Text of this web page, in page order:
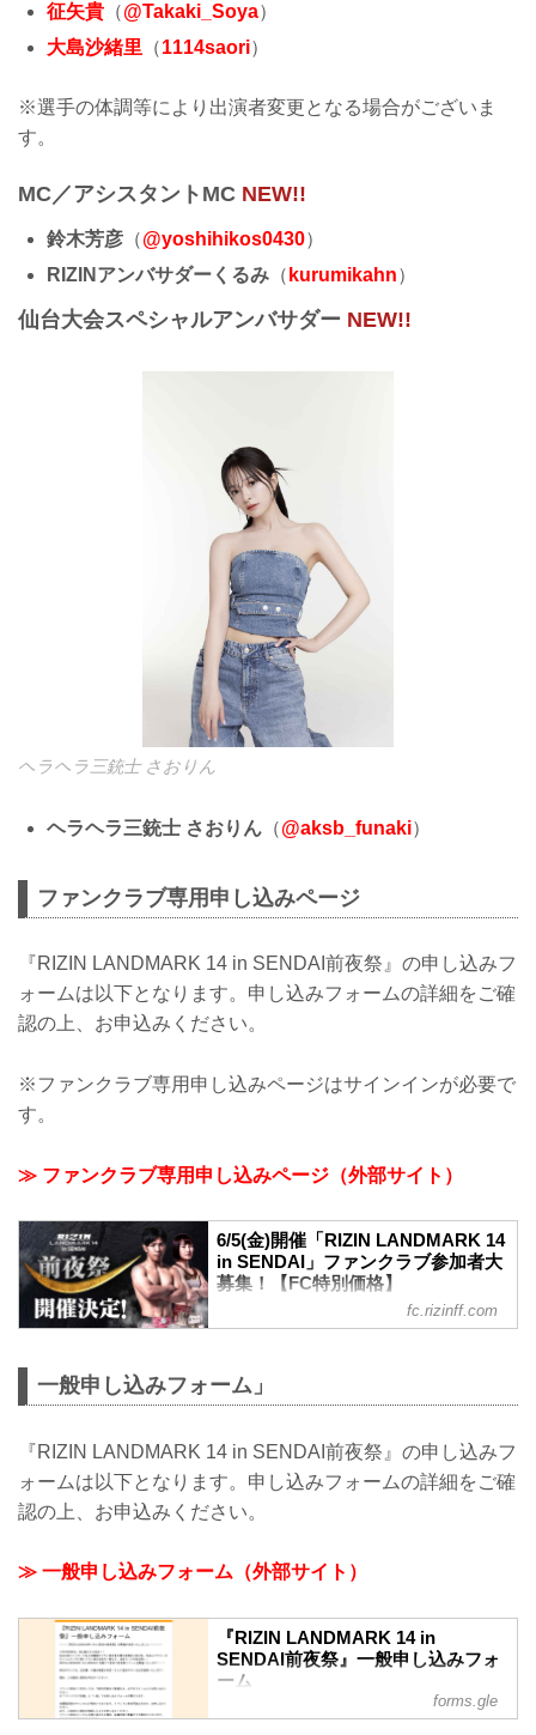
征矢貴 （@Takaki_Soya）
大島沙緒里 （1114saori）
※選手の体調等により出演者変更となる場合がございま
す。
MC／アシスタントMC NEW!!
鈴木芳彦 （@yoshihikos0430）
RIZINアンバサダーくるみ （ kurumikahn）
仙台大会スペシャルアンバサダー NEW!!
ヘラヘラ三銃士 さおりん
ヘラヘラ三銃士 さおりん （@aksb_funaki）
ファンクラブ専用申し込みページ
『RIZIN LANDMARK 14 in SENDAI前夜祭』の申し込みフ
ォームは以下となります。申し込みフォームの詳細をご確
認の上、お申込みください。
※ファンクラブ専用申し込みページはサインインが必要で
す。
≫ ファンクラブ専用申し込みページ（外部サイト）
6/5(金)開催「RIZIN LANDMARK 14
in SENDAI」ファンクラブ参加者大
募集！【FC特別価格】
6月5日(金)仙台市内某所にて「RIZIN
ラブ会員様は特別価格にてご参加いただ
けます！ ※当イベントは抽選にて参加者
い特別なひとときを、ぜひお楽しみくだ
さい。たくさんのご応募をお待ちしてお
ります！ RIZIN LANDMARK 14 in
SENDAI 前夜祭 ■開催日時 2026年6月5
所 仙台市内（...
fc.rizinff.com
一般申し込みフォーム」
『RIZIN LANDMARK 14 in SENDAI前夜祭』の申し込みフ
ォームは以下となります。申し込みフォームの詳細をご確
認の上、お申込みください。
≫ 一般申し込みフォーム（外部サイト）
『RIZIN LANDMARK 14 in
SENDAI前夜祭』一般申し込みフォ
ーム
＼＼＼『RIZIN LANDMARK 14 in
forms.gle